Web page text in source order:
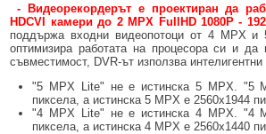
- Видеорекордерът е проектиран да
HDCVI камери до 2MPX FullHD 1080P -
поддържа входни видеопотоци от 4 MPX
оптимизира работата на процесора си и да
съвместимост, DVR-ът използва
"5 MPX Lite" не е истинска 5 MPX. "5
пиксела, а истинска 5 MPX е 2560x1944
"4 MPX Lite" не е истинска 4 MPX. "4
пиксела, а истинска 4 MPX е 2560x1440